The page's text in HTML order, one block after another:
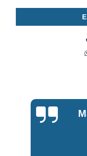
microchipagem em
microchipagem para
onde faz
microchipagem de